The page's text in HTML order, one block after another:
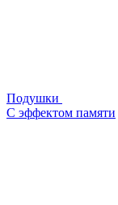
Подушки
С эффектом памяти